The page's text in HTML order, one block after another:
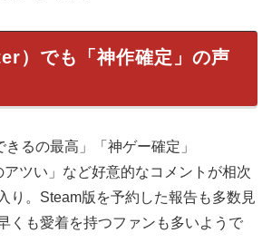
）でも「神作確定」の声
るの最高」「神ゲー確定」
アツい」など好意的なコメントが相次
り。Steam版を予約した報告も多数見
くも愛着を持つファンも多いようで